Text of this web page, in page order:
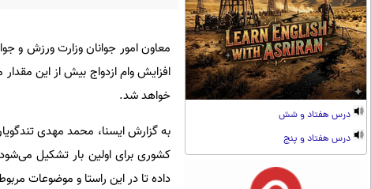
درس هفتاد و شش
درس هفتاد و پنج
معاون امور جوانان وزارت ورزش و
افزایش وام ازدواج بیش از این
خواهد شد.
به گزارش ایسنا، محمد مهدی
کشوری برای اولین بار تشکیل
داده تا در این راستا و موضوعات